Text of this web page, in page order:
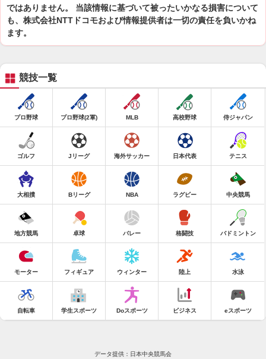
ではありません。 当該情報に基づいて被ったいかなる損害について
も、株式会社NTTドコモおよび情報提供者は一切の責任を負いかね
ます。
競技一覧
プロ野球 プロ野球(2軍) MLB 高校野球 侍ジャパン
ゴルフ Jリーグ 海外サッカー 日本代表 テニス
大相撲 Bリーグ NBA ラグビー 中央競馬
地方競馬 卓球 バレー 格闘技 バドミントン
モーター フィギュア ウィンター 陸上 水泳
自転車 学生スポーツ Doスポーツ ビジネス eスポーツ
データ提供：日本中央競馬会